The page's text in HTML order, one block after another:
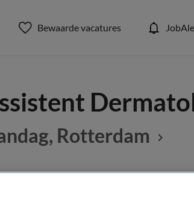
Bewaarde vacatures
Rotterdam